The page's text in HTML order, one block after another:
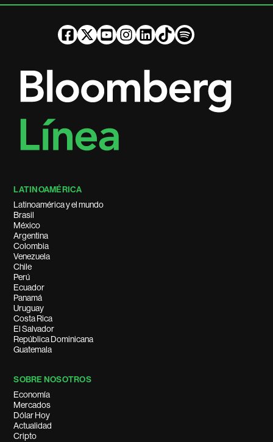
LATINOAMÉRICA
Latinoamérica y el mundo
Brasil
México
Argentina
Colombia
Venezuela
Chile
Perú
Ecuador
Panamá
Uruguay
Costa Rica
El Salvador
República Dominicana
Guatemala
SOBRE NOSOTROS
Economía
Mercados
Dólar Hoy
Actualidad
Cripto